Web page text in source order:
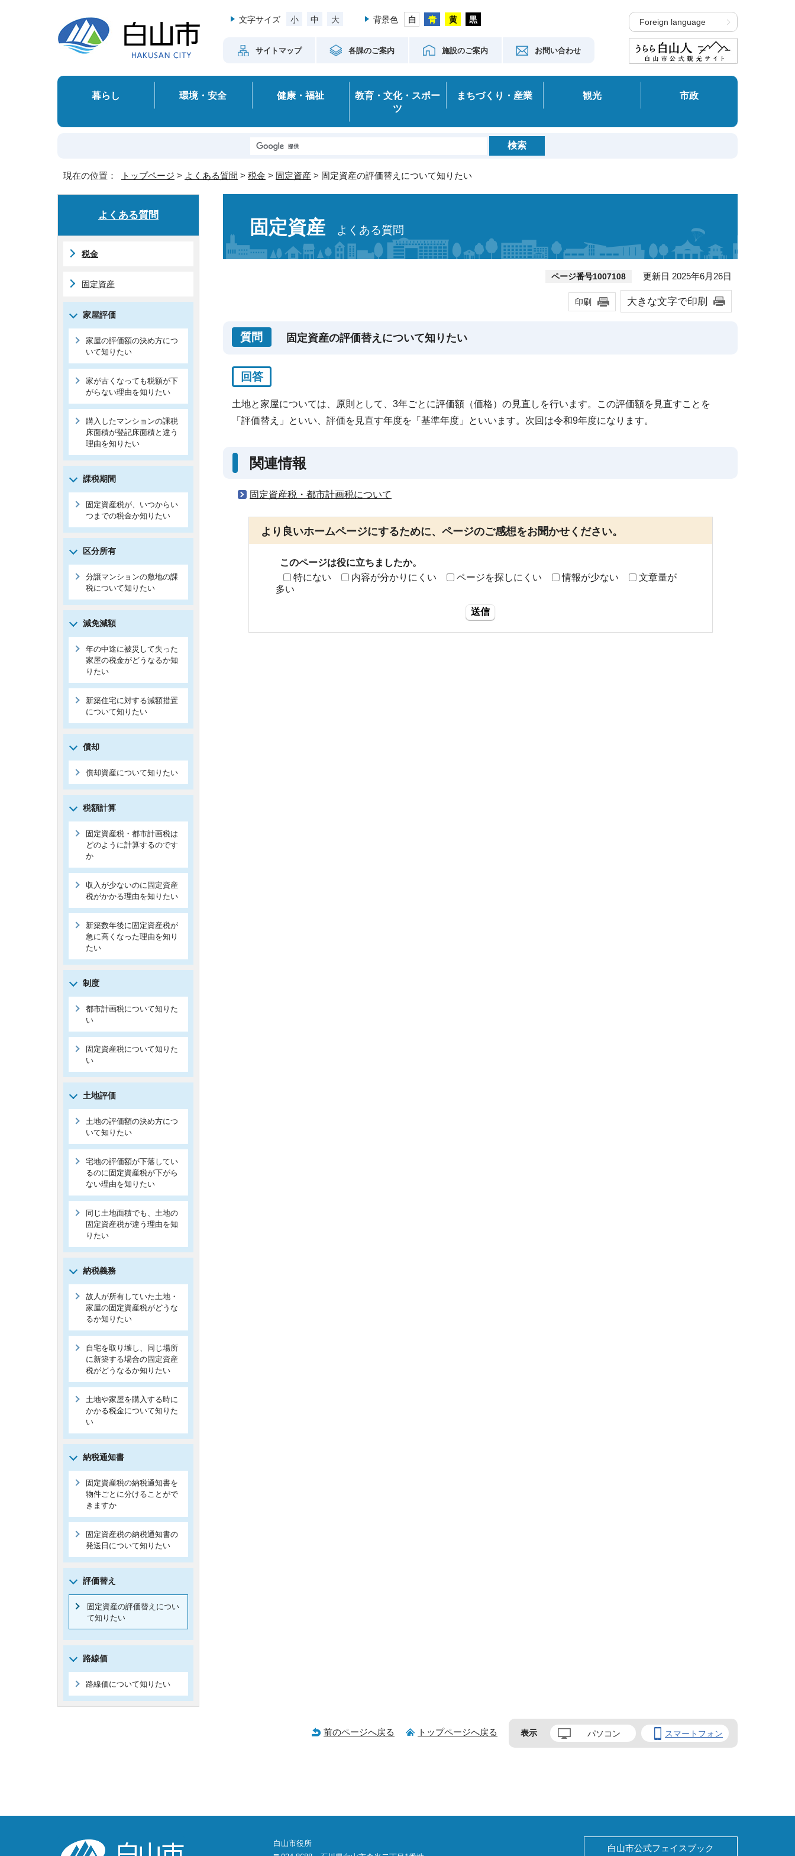
文字サイズ 小 中 大 背景色
サイトマップ 各課のご案内 施設のご案内 お問い合わせ
Foreign language
暮らし 環境・安全 健康・福祉
教育・文化・スポー
ツ
まちづくり・産業 観光 市政
現在の位置： トップページ > よくある質問 > 税金 > 固定資産 > 固定資産の評価替えについて知りたい
固定資産 よくある質問
ページ番号1007108 更新日 2025年6月26日
印刷 大きな文字で印刷
質問 固定資産の評価替えについて知りたい
回答
土地と家屋については、原則として、3年ごとに評価額（価格）の見直しを行います。この評価額を見直すことを
「評価替え」といい、評価を見直す年度を「基準年度」といいます。次回は令和9年度になります。
関連情報
固定資産税・都市計画税について
より良いホームページにするために、ページのご感想をお聞かせください。
このページは役に立ちましたか。
特にない
内容が分かりにくい ページを探しにくい 情報が少ない
文章量が
多い
送信
よくある質問
税金
固定資産
家屋評価
家屋の評価額の決め方につ
いて知りたい
家が古くなっても税額が下
がらない理由を知りたい
購入したマンションの課税
床面積が登記床面積と違う
理由を知りたい
課税期間
固定資産税が、いつからい
つまでの税金か知りたい
区分所有
分譲マンションの敷地の課
税について知りたい
減免減額
年の中途に被災して失った
家屋の税金がどうなるか知
りたい
新築住宅に対する減額措置
について知りたい
償却
償却資産について知りたい
税額計算
固定資産税・都市計画税は
どのように計算するのです
か
収入が少ないのに固定資産
税がかかる理由を知りたい
新築数年後に固定資産税が
急に高くなった理由を知り
たい
制度
都市計画税について知りた
い
固定資産税について知りた
い
土地評価
土地の評価額の決め方につ
いて知りたい
宅地の評価額が下落してい
るのに固定資産税が下がら
ない理由を知りたい
同じ土地面積でも、土地の
固定資産税が違う理由を知
りたい
納税義務
故人が所有していた土地・
家屋の固定資産税がどうな
るか知りたい
自宅を取り壊し、同じ場所
に新築する場合の固定資産
税がどうなるか知りたい
土地や家屋を購入する時に
かかる税金について知りた
い
納税通知書
固定資産税の納税通知書を
物件ごとに分けることがで
きますか
固定資産税の納税通知書の
発送日について知りたい
評価替え
固定資産の評価替えについ
て知りたい
路線価
路線価について知りたい
前のページへ戻る トップページへ戻る 表示 パソコン スマートフォン
白山市役所
白山市公式フェイスブック